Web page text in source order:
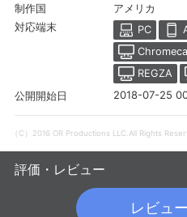
制作国 アメリカ
対応端末 PC
REGZA
公開開始日
2018-07-25
（C）2016 OR Productions LLC.All Rights
評価・レビュー
レビュ